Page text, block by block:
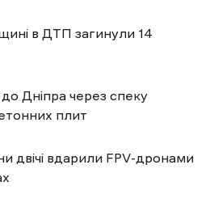
в ДТП загинули 14
Дніпра через спеку
плит
двічі вдарили FPV-дронами